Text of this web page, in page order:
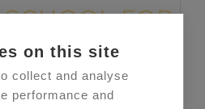
on this site
collect and analyse
performance and
FOR